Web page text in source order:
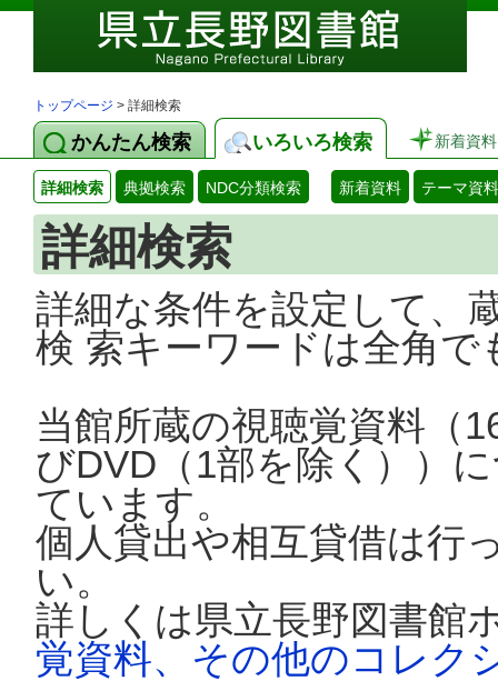
トップページ > 詳細検索
かんたん検索 いろいろ検索 新着資料
詳細検索 典拠検索 NDC分類検索 新着資料 テーマ資料
詳細検索
詳細な条件を設定して、
検 索キーワードは全角
当館所蔵の視聴覚資料（
びDVD（1部を除く））
ています。
個人貸出や相互貸借は行
い。
詳しくは県立長野図書館
覚資料、その他のコレク